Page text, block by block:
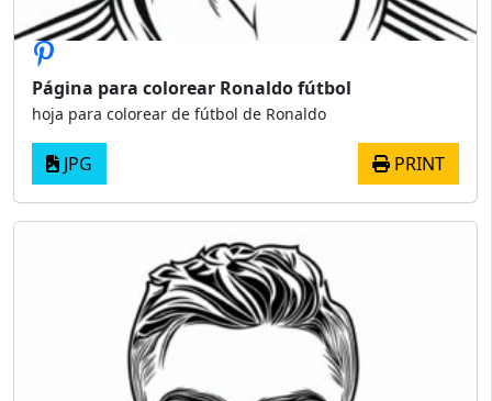
Página para colorear Ronaldo fútbol
hoja para colorear de fútbol de Ronaldo
JPG PRINT